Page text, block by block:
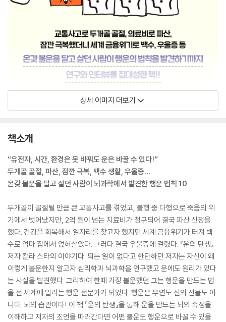
상세 이미지 더보기
책소개
“유전자, 시간, 환경은 못 바꿔도 운은 바꿀 수 있다!”
두개골 골절, 파산, 잠깐 극복, 백수 생활, 우울증…
온갖 불운을 달고 살던 사람이 뇌과학에서 발견한 행운 법칙 10
두개골이 골절될 만큼 큰 교통사고를 겪었고, 불행 중 다행으로 죽음의 위
기에서 벗어났지만, 2억 원이 넘는 치료비가 청구되어 결국 파산 신청을
했다. 건강을 회복해서 일자리를 찾고자 했지만 세계 금융위기가 터져 백
수로 엄마 집에서 얹혀살았다. 그러다 결국 우울증에 걸렸다. 『운의 탄생』
저자 칼라 스타의 이야기다. 되는 일이 없다고 한탄하던 저자는 자신이 왜
이렇게 불운한지 알고자 심리학과 뇌과학을 연구했고 운에도 원리가 있다
는 사실을 발견했다. 그리하여 한때 가장 불운했던 그는 행운을 만드는 법
을 전 세계에 알리는 행운 전문가가 되었다. 행운은 우연도 신의 선물도 아
니다. 뇌의 습관이다! 이 책 『운의 탄생』을 통해 운을 만드는 뇌의 속성을
이해하고 저자의 조언을 따라간다면 어떤 불운도 행운으로 바꿀 수 있을